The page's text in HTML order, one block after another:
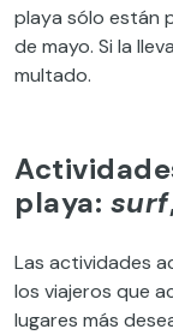
playa sólo están
de mayo. Si la
multado.
playa: surf
Las actividades
los viajeros que
lugares más